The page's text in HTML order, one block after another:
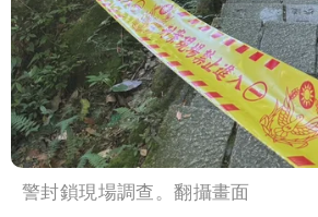
警封鎖現場調查。翻攝畫面